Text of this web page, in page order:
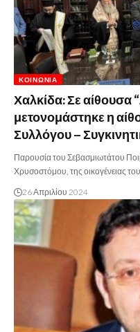
ΚΟΙΝΩΝΊΑ
Χαλκίδα: Σε αίθουσα
μετονομάστηκε η
Συλλόγου –
Παρουσία του Σεβασμιωτάτου
Χρυσοστόμου, της οικογένειας
26 Απριλίου 2024